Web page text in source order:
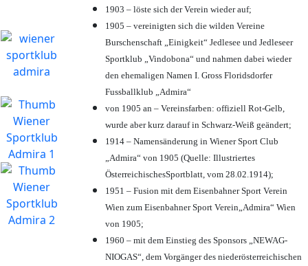
1903 – löste sich der Verein wieder auf;
1905 – vereinigten sich die wilden Vereine
Burschenschaft „Einigkeit“ Jedlesee und Jedleseer
Sportklub „Vindobona“ und nahmen dabei wieder
den ehemaligen Namen I. Gross Floridsdorfer
Fussballklub „Admira“
von 1905 an – Vereinsfarben: offiziell Rot-Gelb,
wurde aber kurz darauf in Schwarz-Weiß geändert;
1914 – Namensänderung in Wiener Sport Club
„Admira“ von 1905 (Quelle: Illustriertes
ÖsterreichischesSportblatt, vom 28.02.1914);
1951 – Fusion mit dem Eisenbahner Sport Verein
Wien zum Eisenbahner Sport Verein„Admira“ Wien
von 1905;
1960 – mit dem Einstieg des Sponsors „NEWAG-
NIOGAS“, dem Vorgänger des niederösterreichischen